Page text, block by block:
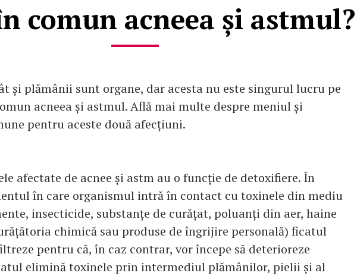
comun acneea și astmul?
și plămânii sunt organe, dar acesta nu este singurul lucru pe
acneea și astmul. Află mai multe despre meniul și
pentru aceste două afecțiuni.
afectate de acnee și astm au o funcție de detoxifiere. În
în care organismul intră în contact cu toxinele din mediu
insecticide, substanțe de curățat, poluanți din aer, haine
chimică sau produse de îngrijire personală) ficatul
pentru că, în caz contrar, vor începe să deterioreze
elimină toxinele prin intermediul plămânilor, pielii și al